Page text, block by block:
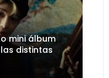
mini álbum
distintas